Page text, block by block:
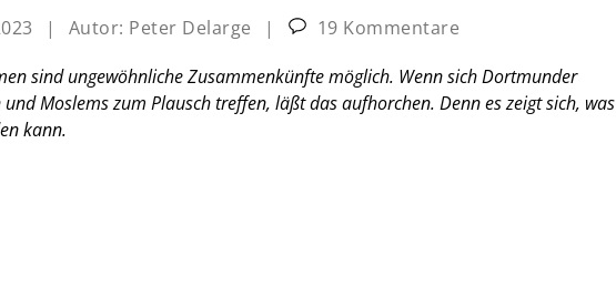
| Autor: Peter Delarge |
19 Kommentare
sind ungewöhnliche Zusammenkünfte möglich. Wenn sich Dortmunder
Moslems zum Plausch treffen, läßt das aufhorchen. Denn es zeigt sich, was
kann.